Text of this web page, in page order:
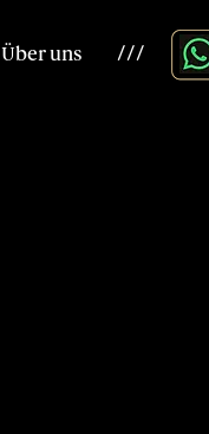
Über uns ///